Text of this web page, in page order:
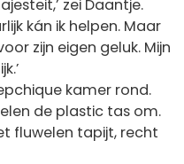
zei Daantje.
kán ik helpen. Maar
zijn eigen geluk. Mijn
kamer rond.
de plastic tas om.
fluwelen tapijt, recht